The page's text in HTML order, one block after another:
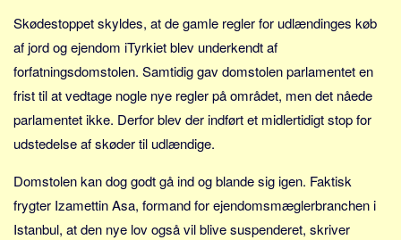
Nøgleord
Bolig
Job
Virksomhed
Investering
Pension og opsparing
Forbrug
Social sikring og sundhed
Skødestoppet skyldes, at de gamle regler for udlændinges køb
af jord og ejendom iTyrkiet blev underkendt af
forfatningsdomstolen. Samtidig gav domstolen parlamentet en
frist til at vedtage nogle nye regler på området, men det nåede
parlamentet ikke. Derfor blev der indført et midlertidigt stop for
udstedelse af skøder til udlændige.
Domstolen kan dog godt gå ind og blande sig igen. Faktisk
frygter Izamettin Asa, formand for ejendomsmæglerbranchen i
Istanbul, at den nye lov også vil blive suspenderet, skriver